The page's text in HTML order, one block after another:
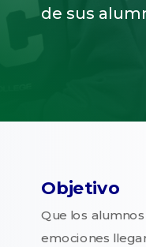
de sus
Objetivo
Que los
emociones